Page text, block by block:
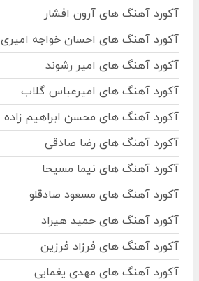
آکورد آهنگ های آرون افشار
آکورد آهنگ های احسان خواجه امیری
آکورد آهنگ های امیر رشوند
آکورد آهنگ های امیرعباس گلاب
آکورد آهنگ های محسن ابراهیم زاده
آکورد آهنگ های رضا صادقی
آکورد آهنگ های نیما مسیحا
آکورد آهنگ های مسعود صادقلو
آکورد آهنگ های حمید هیراد
آکورد آهنگ های فرزاد فرزین
آکورد آهنگ های مهدی یغمایی